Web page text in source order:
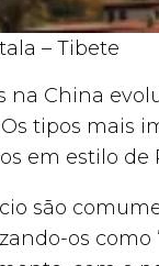
– Tibete
na China
tipos mais
em estilo
são
os como